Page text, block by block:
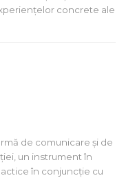
concrete ale
de comunicare și de
un instrument în
în conjuncție cu